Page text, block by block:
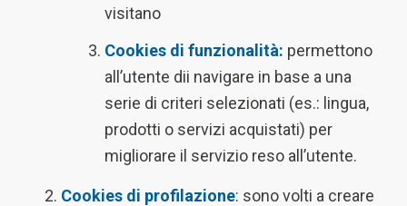
visitano
Cookies di funzionalità: permettono
all’utente dii navigare in base a una
serie di criteri selezionati (es.: lingua,
prodotti o servizi acquistati) per
migliorare il servizio reso all’utente.
Cookies di profilazione: sono volti a creare